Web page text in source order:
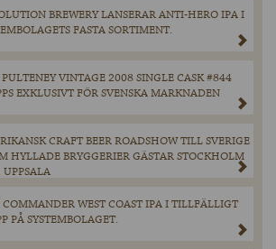
BREWERY LANSERAR ANTI-HERO IPA I
FASTA SORTIMENT.
VINTAGE 2008 SINGLE CASK #844
EXKLUSIVT FÖR SVENSKA MARKNADEN
CRAFT BEER ROADSHOW TILL SVERIGE
HYLLADE BRYGGERIER GÄSTAR STOCKHOLM
WEST COAST IPA I TILLFÄLLIGT
PÅ SYSTEMBOLAGET.